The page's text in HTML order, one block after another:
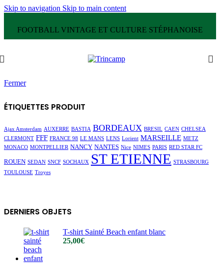
Skip to navigation Skip to main content
FOOTBALL VINTAGE ET CULTURE STÉPHANOISE
Fermer
ÉTIQUETTES PRODUIT
Ajax Amsterdam AUXERRE BASTIA BORDEAUX BRESIL CAEN CHELSEA
CLERMONT FFF FRANCE 98 LE MANS LENS Lorient MARSEILLE METZ
MONACO MONTPELLIER NANCY NANTES Nice NIMES PARIS RED STAR FC
ROUEN SEDAN SNCF SOCHAUX ST ETIENNE STRASBOURG
TOULOUSE Troyes
DERNIERS OBJETS
T-shirt Sainté Beach enfant blanc
25,00€